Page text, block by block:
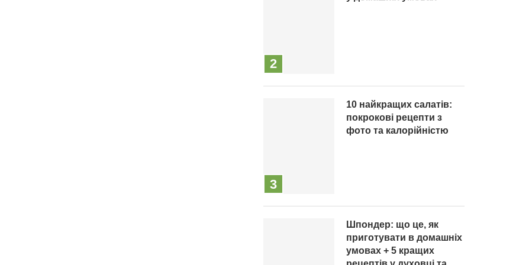
10 найкращих салатів:
покрокові рецепти з
фото та калорійністю
Шпондер: що це, як
приготувати в домашніх
умовах + 5 кращих